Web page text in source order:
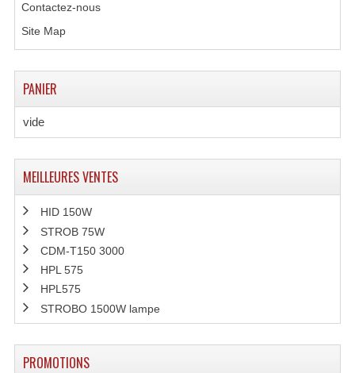
Projecteurs De Son
Sono: Conférences Securité Visite Guidée
Système De Conférence
Contactez-nous
Site Map
PANIER
vide
MEILLEURES VENTES
HID 150W
STROB 75W
CDM-T150 3000
HPL 575
HPL575
STROBO 1500W lampe
PROMOTIONS